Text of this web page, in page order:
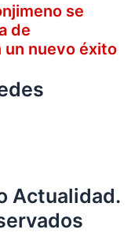
se
de
nuevo éxito
Actualidad.